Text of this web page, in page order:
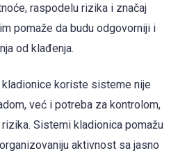
raspodelu rizika i značaj
pomaže da budu odgovorniji i
od klađenja.
koriste sisteme nije
već i potreba za kontrolom,
Sistemi kladionica pomažu
aktivnost sa jasno